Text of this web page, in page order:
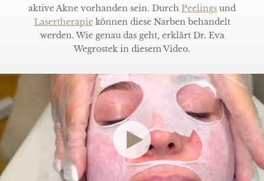
aktive Akne vorhanden sein. Durch Peelings und
Lasertherapiekönnen diese Narben behandelt
werden. Wie genau das geht, erklärt Dr. Eva
Wegrostek in diesem Video.